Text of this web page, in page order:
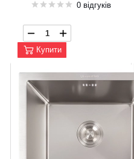
0 відгуків
Купити